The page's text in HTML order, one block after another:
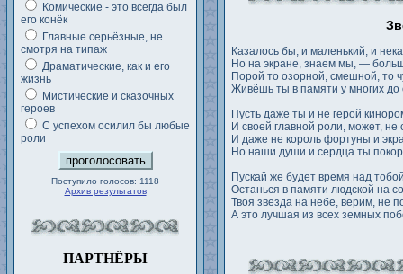
Комические - это всегда был
его конёк
Главные серьёзные, не
смотря на типаж
Драматические, как и его
жизнь
Мистические и сказочных
героев
С успехом осилил бы любые
роли
Поступило голосов: 1118
Архив результатов
ПАРТНЁРЫ
Казалось бы, и маленький, и
Но на экране, знаем мы, —
Порой то озорной, смешной, то
Живёшь ты в памяти у многих до
Пусть даже ты и не герой
И своей главной роли, может, не
И даже не король фортуны и
Но наши души и сердца ты
Пускай же будет время над
Останься в памяти людской на
Твоя звезда на небе, верим, не
А это лучшая из всех земных